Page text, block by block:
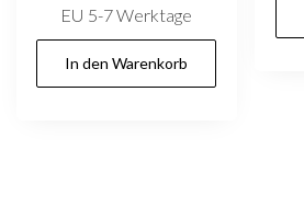
EU 5-7 Werktage
In den Warenkorb